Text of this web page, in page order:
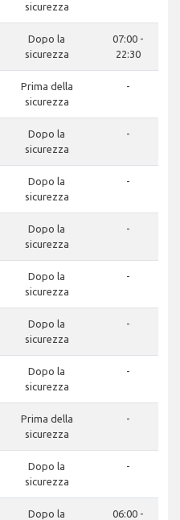
sicurezza
Dopo la
sicurezza
07:00 -
22:30
Prima della
sicurezza
-
Dopo la
sicurezza
-
Dopo la
sicurezza
-
Dopo la
sicurezza
-
Dopo la
sicurezza
-
Dopo la
sicurezza
-
Dopo la
sicurezza
-
Prima della
sicurezza
-
Dopo la
sicurezza
-
Dopo la 06:00 -